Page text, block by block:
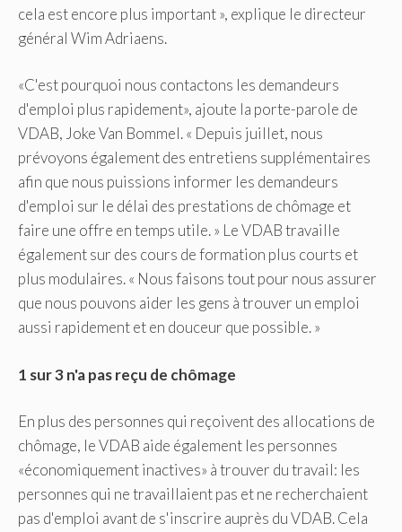
cela est encore plus important », explique le directeur
général Wim Adriaens.
«C'est pourquoi nous contactons les demandeurs
d'emploi plus rapidement», ajoute la porte-parole de
VDAB, Joke Van Bommel. « Depuis juillet, nous
prévoyons également des entretiens supplémentaires
afin que nous puissions informer les demandeurs
d'emploi sur le délai des prestations de chômage et
faire une offre en temps utile. » Le VDAB travaille
également sur des cours de formation plus courts et
plus modulaires. « Nous faisons tout pour nous assurer
que nous pouvons aider les gens à trouver un emploi
aussi rapidement et en douceur que possible. »
1 sur 3 n'a pas reçu de chômage
En plus des personnes qui reçoivent des allocations de
chômage, le VDAB aide également les personnes
«économiquement inactives» à trouver du travail: les
personnes qui ne travaillaient pas et ne recherchaient
pas d'emploi avant de s'inscrire auprès du VDAB. Cela